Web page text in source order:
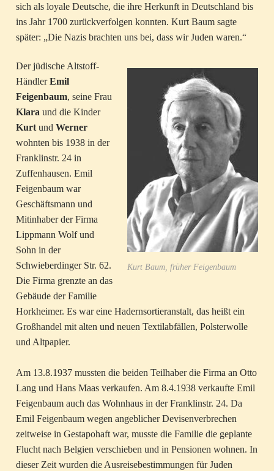
sich als loyale Deutsche, die ihre Herkunft in Deutschland bis
ins Jahr 1700 zurückverfolgen konnten. Kurt Baum sagte
später: „Die Nazis brachten uns bei, dass wir Juden waren.“
Kurt Baum, früher Feigenbaum
Der jüdische Altstoff-
HändlerEmil
Feigenbaum, seine Frau
Klara und die Kinder
Kurtund Werner
wohnten bis 1938 in der
Franklinstr. 24 in
Zuffenhausen. Emil
Feigenbaum war
Geschäftsmann und
Mitinhaber der Firma
Lippmann Wolf und
Sohn in der
Schwieberdinger Str. 62.
Die Firma grenzte an das
Gebäude der Familie
Horkheimer. Es war eine Hadernsortieranstalt, das heißt ein
Großhandel mit alten und neuen Textilabfällen, Polsterwolle
und Altpapier.
Am 13.8.1937 mussten die beiden Teilhaber die Firma an Otto
Lang und Hans Maas verkaufen. Am 8.4.1938 verkaufte Emil
Feigenbaum auch das Wohnhaus in der Franklinstr. 24. Da
Emil Feigenbaum wegen angeblicher Devisenverbrechen
zeitweise in Gestapohaft war, musste die Familie die geplante
Flucht nach Belgien verschieben und in Pensionen wohnen. In
dieser Zeit wurden die Ausreisebestimmungen für Juden